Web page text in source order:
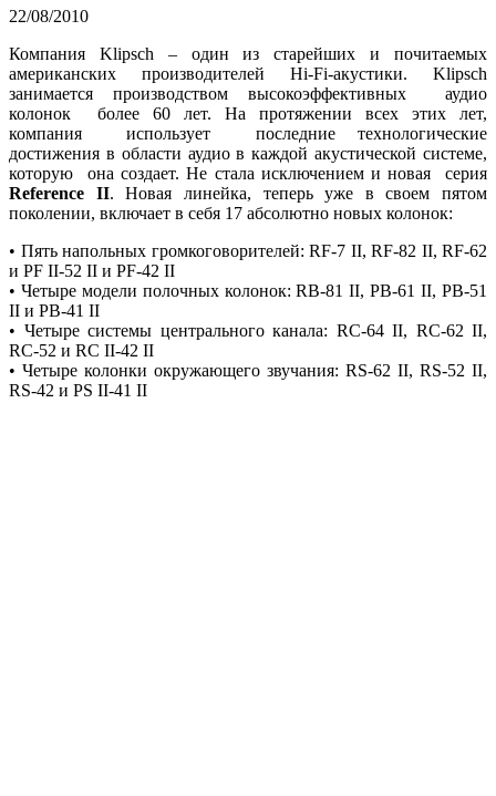
22/08/2010
Компания Klipsch – один из старейших и почитаемых
американских производителей Hi-Fi-акустики. Klipsch
занимается производством высокоэффективных аудио
колонок более 60 лет. На протяжении всех этих лет,
компания использует последние технологические
достижения в области аудио в каждой акустической системе,
которую она создает. Не стала исключением и новая серия
Reference II. Новая линейка, теперь уже в своем пятом
поколении, включает в себя 17 абсолютно новых колонок:
• Пять напольных громкоговорителей: RF-7 II, RF-82 II, RF-62
и РF II-52 II и РF-42 II
• Четыре модели полочных колонок: RB-81 II, РB-61 II, РB-51
II и РB-41 II
• Четыре системы центрального канала: RC-64 II, RC-62 II,
RC-52 и RC II-42 II
• Четыре колонки окружающего звучания: RS-62 II, RS-52 II,
RS-42 и РS II-41 II